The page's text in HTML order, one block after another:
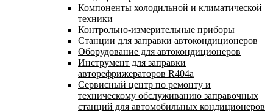
Компоненты холодильной и климатической
техники
Контрольно-измерительные приборы
Станции для заправки автокондиционеров
Оборудование для автокондиционеров
Инструмент для заправки
авторефрижераторов R404a
Сервисный центр по ремонту и
техническому обслуживанию заправочных
станций для автомобильных кондиционеров